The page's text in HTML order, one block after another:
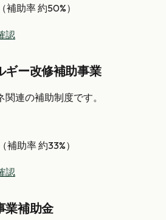
（補助率 約50%）
認
ギー改修補助事業
連の補助制度です。
（補助率 約33%）
認
業補助金